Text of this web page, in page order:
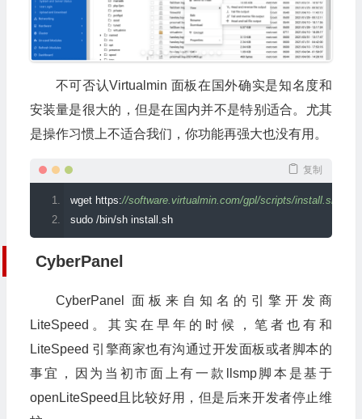
不可否认Virtualmin 面板在国外确实是知名度和
安装量是很大的，但是在国内并不是特别适合。尤其
是操作习惯上不适合我们，你功能再强大也没有用。
复制
wget https://software.virtualmin.com/gpl/scripts/install.sh
sudo /bin/sh install sh
CyberPanel
CyberPanel 面板来自知名的引擎开发商
LiteSpeed。其实在早年的时候，笔者也有和
LiteSpeed 引擎商家也有沟通过开发面板或者脚本的
事宜，因为当初市面上有一款llsmp脚本是基于
openLiteSpeed且比较好用，但是后来开发者停止维